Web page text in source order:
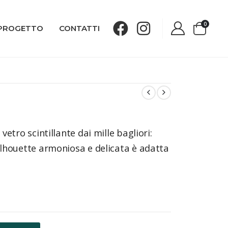
CONTATTI 0
scintillante dai mille bagliori:
armoniosa e delicata è adatta